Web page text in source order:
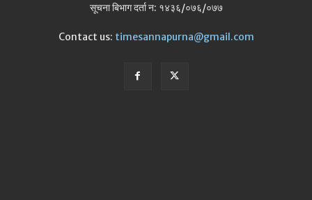
सूचना बिभाग दर्ता न: १४३६/०७६/०७७
Contact us: timesannapurna@gmail.com